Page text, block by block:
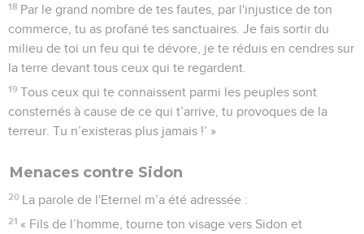
18 Par le grand nombre de tes fautes, par l'injustice de ton
commerce, tu as profané tes sanctuaires. Je fais sortir du
milieu de toi un feu qui te dévore, je te réduis en cendres sur
la terre devant tous ceux qui te regardent.
19 Tous ceux qui te connaissent parmi les peuples sont
consternés à cause de ce qui t’arrive, tu provoques de la
terreur. Tu n’existeras plus jamais !’ »
Menaces contre Sidon
20 La parole de l'Eternel m’a été adressée :
21 « Fils de l’homme, tourne ton visage vers Sidon et